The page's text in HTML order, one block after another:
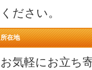
ください。
所在地
お気軽にお立ち